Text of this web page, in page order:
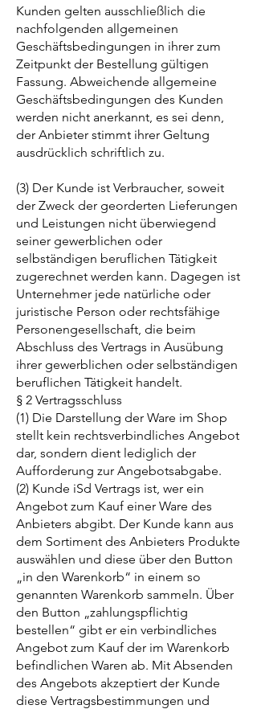
Kunden gelten ausschließlich die
nachfolgenden allgemeinen
Geschäftsbedingungen in ihrer zum
Zeitpunkt der Bestellung gültigen
Fassung. Abweichende allgemeine
Geschäftsbedingungen des Kunden
werden nicht anerkannt, es sei denn,
der Anbieter stimmt ihrer Geltung
ausdrücklich schriftlich zu.
(3) Der Kunde ist Verbraucher, soweit
der Zweck der georderten Lieferungen
und Leistungen nicht überwiegend
seiner gewerblichen oder
selbständigen beruflichen Tätigkeit
zugerechnet werden kann. Dagegen ist
Unternehmer jede natürliche oder
juristische Person oder rechtsfähige
Personengesellschaft, die beim
Abschluss des Vertrags in Ausübung
ihrer gewerblichen oder selbständigen
beruflichen Tätigkeit handelt.
§ 2 Vertragsschluss
(1) Die Darstellung der Ware im Shop
stellt kein rechtsverbindliches Angebot
dar, sondern dient lediglich der
Aufforderung zur Angebotsabgabe.
(2) Kunde iSd Vertrags ist, wer ein
Angebot zum Kauf einer Ware des
Anbieters abgibt. Der Kunde kann aus
dem Sortiment des Anbieters Produkte
auswählen und diese über den Button
„in den Warenkorb“ in einem so
genannten Warenkorb sammeln. Über
den Button „zahlungspflichtig
bestellen“ gibt er ein verbindliches
Angebot zum Kauf der im Warenkorb
befindlichen Waren ab. Mit Absenden
des Angebots akzeptiert der Kunde
diese Vertragsbestimmungen und